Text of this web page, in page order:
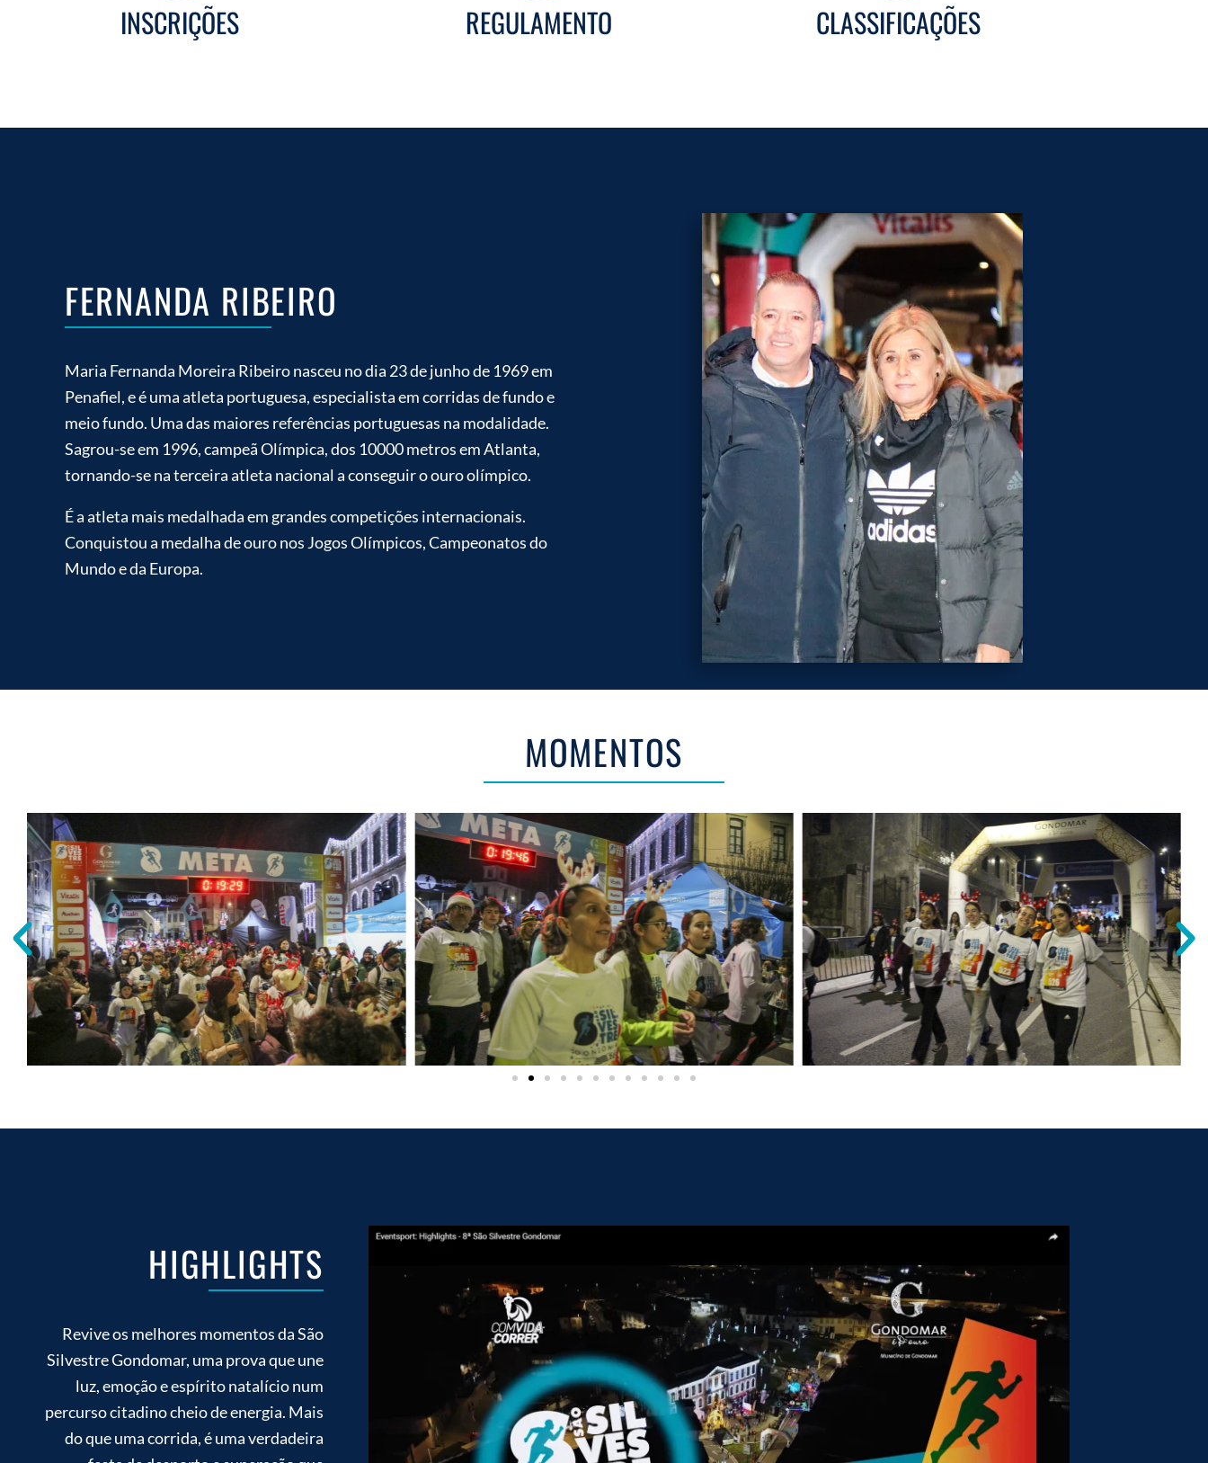
INSCRIÇÕES REGULAMENTO CLASSIFICAÇÕES
FERNANDA RIBEIRO
Maria Fernanda Moreira Ribeiro nasceu no dia 23 de junho de 1969 em
Penafiel, e é uma atleta portuguesa, especialista em corridas de fundo e
meio fundo. Uma das maiores referências portuguesas na modalidade.
Sagrou-se em 1996, campeã Olímpica, dos 10000 metros em Atlanta,
tornando-se na terceira atleta nacional a conseguir o ouro olímpico.
É a atleta mais medalhada em grandes competições internacionais.
Conquistou a medalha de ouro nos Jogos Olímpicos, Campeonatos do
Mundo e da Europa.
MOMENTOS
HIGHLIGHTS
Revive os melhores momentos da São
Silvestre Gondomar, uma prova que une
luz, emoção e espírito natalício num
percurso citadino cheio de energia. Mais
do que uma corrida, é uma verdadeira